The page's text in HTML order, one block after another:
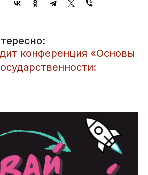
конференция «Основы